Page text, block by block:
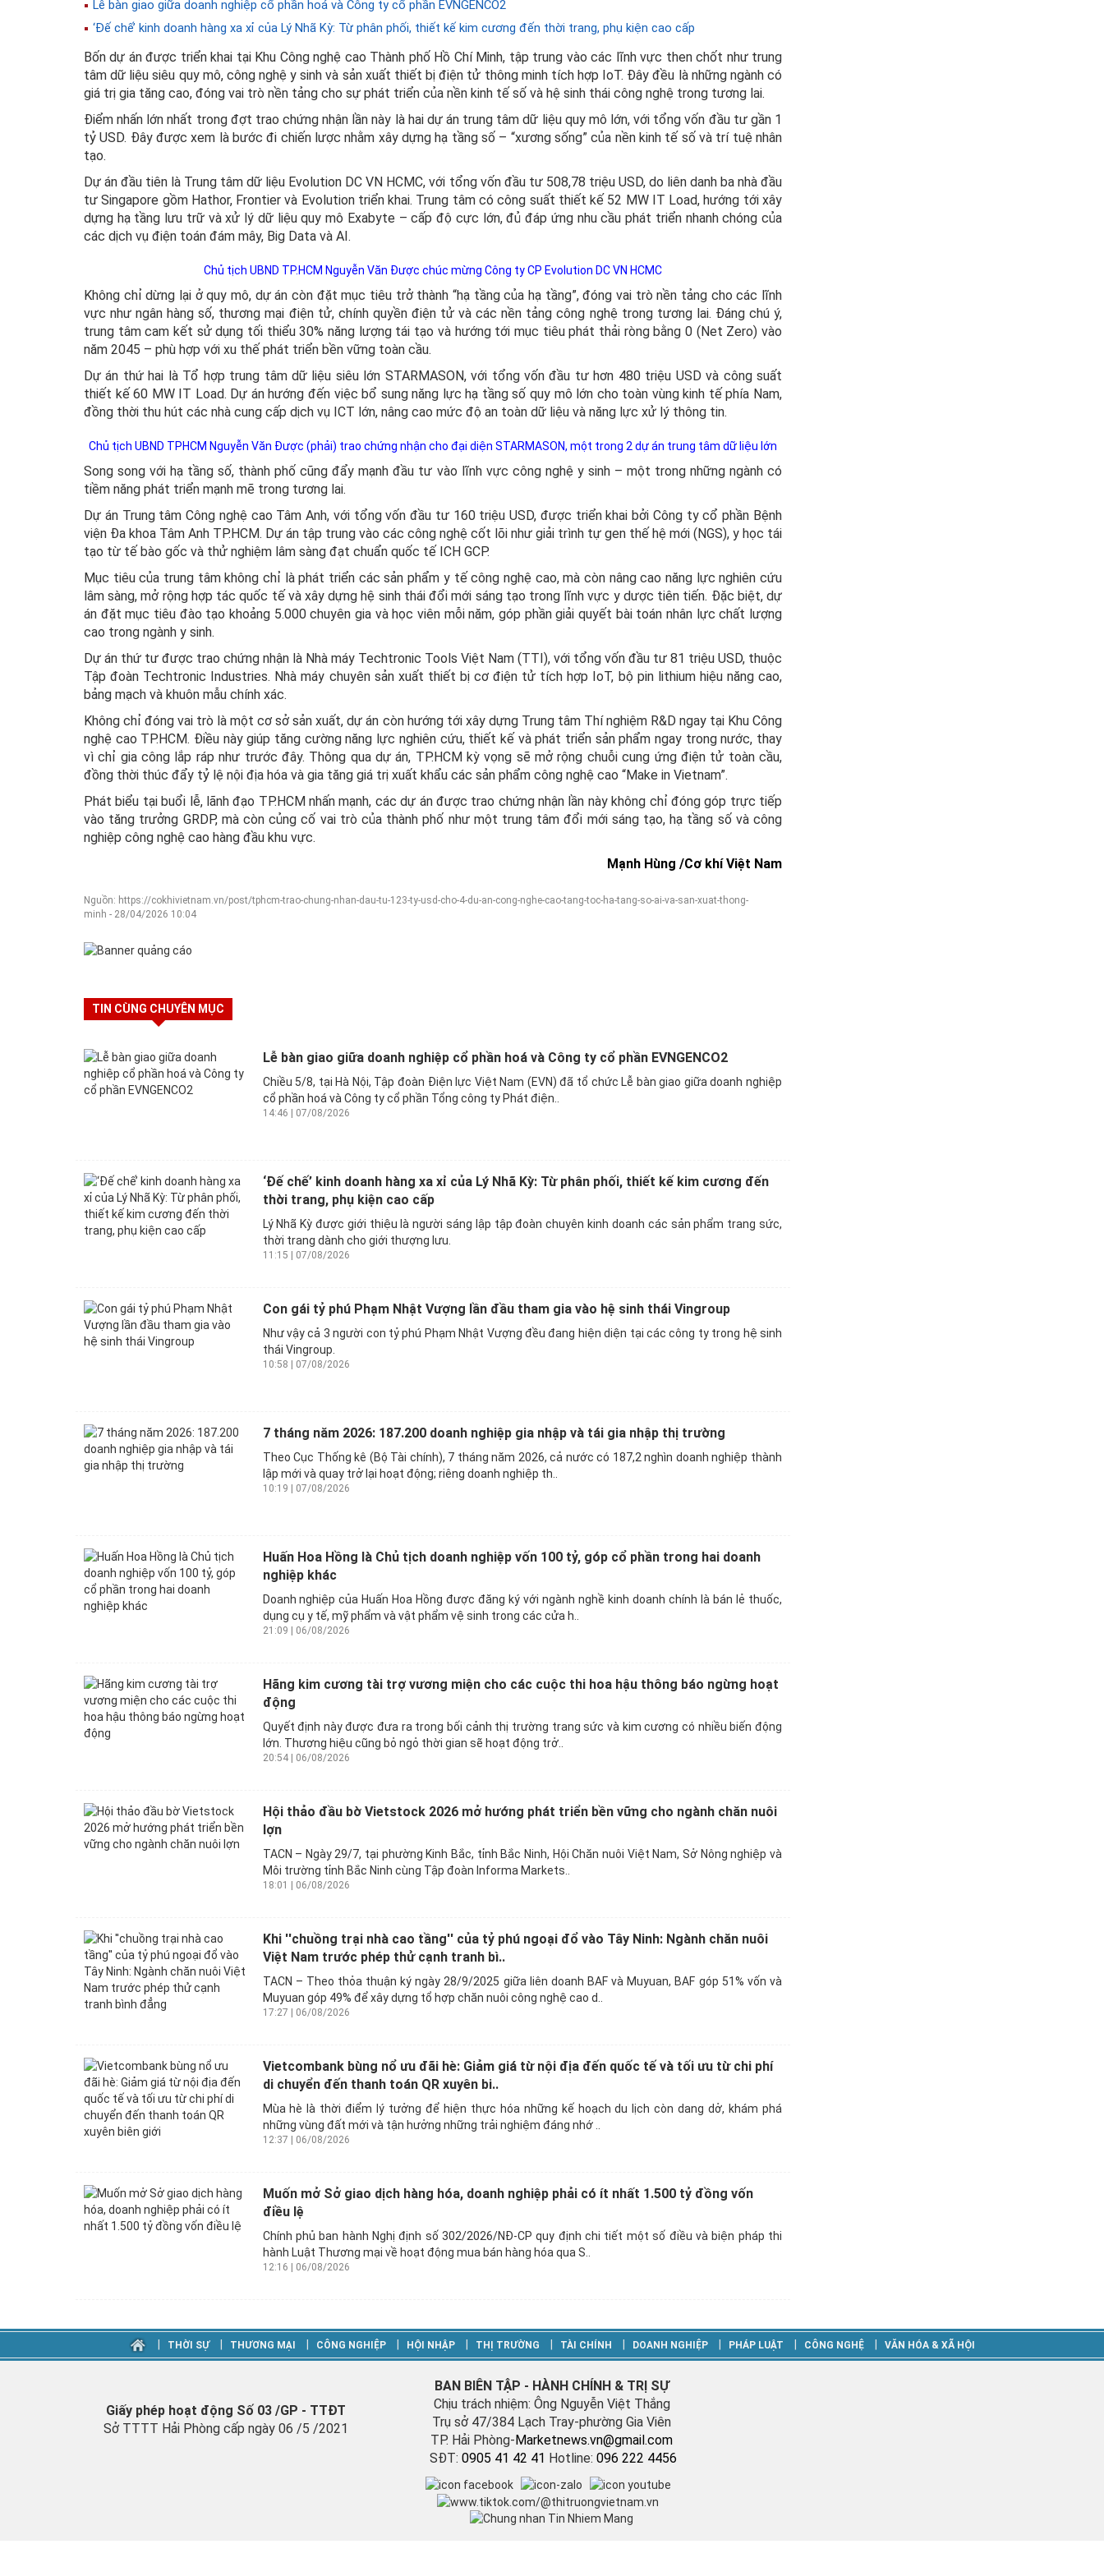
Lễ bàn giao giữa doanh nghiệp cổ phần hoá và Công ty cổ phần EVNGENCO2
‘Đế chế’ kinh doanh hàng xa xỉ của Lý Nhã Kỳ: Từ phân phối, thiết kế kim cương đến thời trang, phụ kiện cao cấp
Bốn dự án được triển khai tại Khu Công nghệ cao Thành phố Hồ Chí Minh, tập trung vào các lĩnh vực then chốt như trung
tâm dữ liệu siêu quy mô, công nghệ y sinh và sản xuất thiết bị điện tử thông minh tích hợp IoT. Đây đều là những ngành có
giá trị gia tăng cao, đóng vai trò nền tảng cho sự phát triển của nền kinh tế số và hệ sinh thái công nghệ trong tương lai.
Điểm nhấn lớn nhất trong đợt trao chứng nhận lần này là hai dự án trung tâm dữ liệu quy mô lớn, với tổng vốn đầu tư gần 1
tỷ USD. Đây được xem là bước đi chiến lược nhằm xây dựng hạ tầng số – “xương sống” của nền kinh tế số và trí tuệ nhân
tạo.
Dự án đầu tiên là Trung tâm dữ liệu Evolution DC VN HCMC, với tổng vốn đầu tư 508,78 triệu USD, do liên danh ba nhà đầu
tư Singapore gồm Hathor, Frontier và Evolution triển khai. Trung tâm có công suất thiết kế 52 MW IT Load, hướng tới xây
dựng hạ tầng lưu trữ và xử lý dữ liệu quy mô Exabyte – cấp độ cực lớn, đủ đáp ứng nhu cầu phát triển nhanh chóng của
các dịch vụ điện toán đám mây, Big Data và AI.
Chủ tịch UBND TP.HCM Nguyễn Văn Được chúc mừng Công ty CP Evolution DC VN HCMC
Không chỉ dừng lại ở quy mô, dự án còn đặt mục tiêu trở thành “hạ tầng của hạ tầng”, đóng vai trò nền tảng cho các lĩnh
vực như ngân hàng số, thương mại điện tử, chính quyền điện tử và các nền tảng công nghệ trong tương lai. Đáng chú ý,
trung tâm cam kết sử dụng tối thiểu 30% năng lượng tái tạo và hướng tới mục tiêu phát thải ròng bằng 0 (Net Zero) vào
năm 2045 – phù hợp với xu thế phát triển bền vững toàn cầu.
Dự án thứ hai là Tổ hợp trung tâm dữ liệu siêu lớn STARMASON, với tổng vốn đầu tư hơn 480 triệu USD và công suất
thiết kế 60 MW IT Load. Dự án hướng đến việc bổ sung năng lực hạ tầng số quy mô lớn cho toàn vùng kinh tế phía Nam,
đồng thời thu hút các nhà cung cấp dịch vụ ICT lớn, nâng cao mức độ an toàn dữ liệu và năng lực xử lý thông tin.
Chủ tịch UBND TPHCM Nguyễn Văn Được (phải) trao chứng nhận cho đại diện STARMASON, một trong 2 dự án trung tâm dữ liệu lớn
Song song với hạ tầng số, thành phố cũng đẩy mạnh đầu tư vào lĩnh vực công nghệ y sinh – một trong những ngành có
tiềm năng phát triển mạnh mẽ trong tương lai.
Dự án Trung tâm Công nghệ cao Tâm Anh, với tổng vốn đầu tư 160 triệu USD, được triển khai bởi Công ty cổ phần Bệnh
viện Đa khoa Tâm Anh TP.HCM. Dự án tập trung vào các công nghệ cốt lõi như giải trình tự gen thế hệ mới (NGS), y học tái
tạo từ tế bào gốc và thử nghiệm lâm sàng đạt chuẩn quốc tế ICH GCP.
Mục tiêu của trung tâm không chỉ là phát triển các sản phẩm y tế công nghệ cao, mà còn nâng cao năng lực nghiên cứu
lâm sàng, mở rộng hợp tác quốc tế và xây dựng hệ sinh thái đổi mới sáng tạo trong lĩnh vực y dược tiên tiến. Đặc biệt, dự
án đặt mục tiêu đào tạo khoảng 5.000 chuyên gia và học viên mỗi năm, góp phần giải quyết bài toán nhân lực chất lượng
cao trong ngành y sinh.
Dự án thứ tư được trao chứng nhận là Nhà máy Techtronic Tools Việt Nam (TTI), với tổng vốn đầu tư 81 triệu USD, thuộc
Tập đoàn Techtronic Industries. Nhà máy chuyên sản xuất thiết bị cơ điện tử tích hợp IoT, bộ pin lithium hiệu năng cao,
bảng mạch và khuôn mẫu chính xác.
Không chỉ đóng vai trò là một cơ sở sản xuất, dự án còn hướng tới xây dựng Trung tâm Thí nghiệm R&D ngay tại Khu Công
nghệ cao TP.HCM. Điều này giúp tăng cường năng lực nghiên cứu, thiết kế và phát triển sản phẩm ngay trong nước, thay
vì chỉ gia công lắp ráp như trước đây. Thông qua dự án, TP.HCM kỳ vọng sẽ mở rộng chuỗi cung ứng điện tử toàn cầu,
đồng thời thúc đẩy tỷ lệ nội địa hóa và gia tăng giá trị xuất khẩu các sản phẩm công nghệ cao “Make in Vietnam”.
Phát biểu tại buổi lễ, lãnh đạo TP.HCM nhấn mạnh, các dự án được trao chứng nhận lần này không chỉ đóng góp trực tiếp
vào tăng trưởng GRDP, mà còn củng cố vai trò của thành phố như một trung tâm đổi mới sáng tạo, hạ tầng số và công
nghiệp công nghệ cao hàng đầu khu vực.
Mạnh Hùng /Cơ khí Việt Nam
Nguồn: https://cokhivietnam.vn/post/tphcm-trao-chung-nhan-dau-tu-123-ty-usd-cho-4-du-an-cong-nghe-cao-tang-toc-ha-tang-so-ai-va-san-xuat-thong-
minh - 28/04/2026 10:04
TIN CÙNG CHUYÊN MỤC
Lễ bàn giao giữa doanh nghiệp cổ phần hoá và Công ty cổ phần EVNGENCO2
Chiều 5/8, tại Hà Nội, Tập đoàn Điện lực Việt Nam (EVN) đã tổ chức Lễ bàn giao giữa doanh nghiệp
cổ phần hoá và Công ty cổ phần Tổng công ty Phát điện..
14:46 | 07/08/2026
‘Đế chế’ kinh doanh hàng xa xỉ của Lý Nhã Kỳ: Từ phân phối, thiết kế kim cương đến
thời trang, phụ kiện cao cấp
Lý Nhã Kỳ được giới thiệu là người sáng lập tập đoàn chuyên kinh doanh các sản phẩm trang sức,
thời trang dành cho giới thượng lưu.
11:15 | 07/08/2026
Con gái tỷ phú Phạm Nhật Vượng lần đầu tham gia vào hệ sinh thái Vingroup
Như vậy cả 3 người con tỷ phú Phạm Nhật Vượng đều đang hiện diện tại các công ty trong hệ sinh
thái Vingroup.
10:58 | 07/08/2026
7 tháng năm 2026: 187.200 doanh nghiệp gia nhập và tái gia nhập thị trường
Theo Cục Thống kê (Bộ Tài chính), 7 tháng năm 2026, cả nước có 187,2 nghìn doanh nghiệp thành
lập mới và quay trở lại hoạt động; riêng doanh nghiệp th..
10:19 | 07/08/2026
Huấn Hoa Hồng là Chủ tịch doanh nghiệp vốn 100 tỷ, góp cổ phần trong hai doanh
nghiệp khác
Doanh nghiệp của Huấn Hoa Hồng được đăng ký với ngành nghề kinh doanh chính là bán lẻ thuốc,
dụng cụ y tế, mỹ phẩm và vật phẩm vệ sinh trong các cửa h..
21:09 | 06/08/2026
Hãng kim cương tài trợ vương miện cho các cuộc thi hoa hậu thông báo ngừng hoạt
động
Quyết định này được đưa ra trong bối cảnh thị trường trang sức và kim cương có nhiều biến động
lớn. Thương hiệu cũng bỏ ngỏ thời gian sẽ hoạt động trở..
20:54 | 06/08/2026
Hội thảo đầu bờ Vietstock 2026 mở hướng phát triển bền vững cho ngành chăn nuôi
lợn
TACN – Ngày 29/7, tại phường Kinh Bắc, tỉnh Bắc Ninh, Hội Chăn nuôi Việt Nam, Sở Nông nghiệp và
Môi trường tỉnh Bắc Ninh cùng Tập đoàn Informa Markets..
18:01 | 06/08/2026
Khi ''chuồng trại nhà cao tầng'' của tỷ phú ngoại đổ vào Tây Ninh: Ngành chăn nuôi
Việt Nam trước phép thử cạnh tranh bì..
TACN – Theo thỏa thuận ký ngày 28/9/2025 giữa liên doanh BAF và Muyuan, BAF góp 51% vốn và
Muyuan góp 49% để xây dựng tổ hợp chăn nuôi công nghệ cao d..
17:27 | 06/08/2026
Vietcombank bùng nổ ưu đãi hè: Giảm giá từ nội địa đến quốc tế và tối ưu từ chi phí
di chuyển đến thanh toán QR xuyên bi..
Mùa hè là thời điểm lý tưởng để hiện thực hóa những kế hoạch du lịch còn dang dở, khám phá
những vùng đất mới và tận hưởng những trải nghiệm đáng nhớ ..
12:37 | 06/08/2026
Muốn mở Sở giao dịch hàng hóa, doanh nghiệp phải có ít nhất 1.500 tỷ đồng vốn
điều lệ
Chính phủ ban hành Nghị định số 302/2026/NĐ-CP quy định chi tiết một số điều và biện pháp thi
hành Luật Thương mại về hoạt động mua bán hàng hóa qua S..
12:16 | 06/08/2026
‎| THỜI SỰ ‎| THƯƠNG MẠI ‎| CÔNG NGHIỆP ‎| HỘI NHẬP ‎| THỊ TRƯỜNG ‎| TÀI CHÍNH ‎| DOANH NGHIỆP ‎| PHÁP LUẬT ‎| CÔNG NGHỆ ‎| VĂN HÓA & XÃ HỘI
Giấy phép hoạt động Số 03 /GP - TTĐT
Sở TTTT Hải Phòng cấp ngày 06 /5 /2021
BAN BIÊN TẬP - HÀNH CHÍNH & TRỊ SỰ
Chịu trách nhiệm: Ông Nguyễn Việt Thắng
Trụ sở 47/384 Lạch Tray-phường Gia Viên
TP. Hải Phòng-Marketnews.vn@gmail.com
SĐT:0905 41 42 41 Hotline:096 222 4456